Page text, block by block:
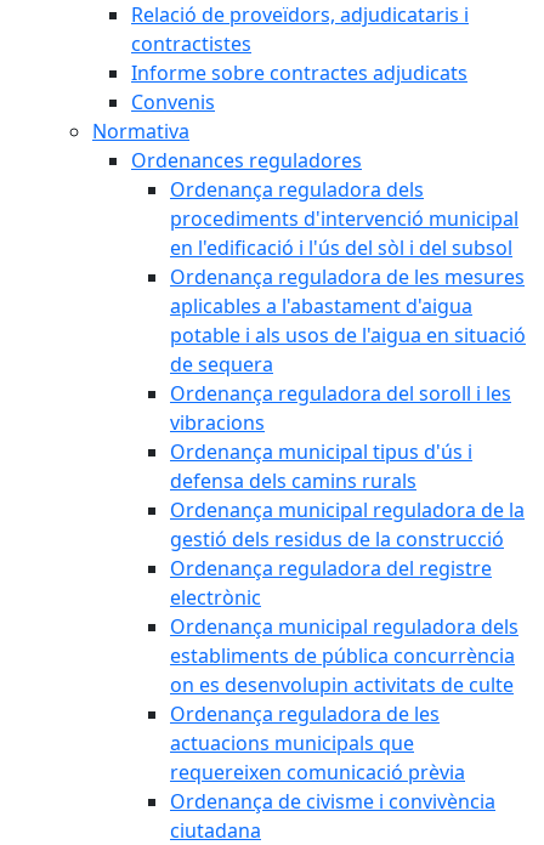
Relació de proveïdors, adjudicataris i
contractistes
Informe sobre contractes adjudicats
Convenis
Normativa
Ordenances reguladores
Ordenança reguladora dels
procediments d'intervenció municipal
en l'edificació i l'ús del sòl i del subsol
Ordenança reguladora de les mesures
aplicables a l'abastament d'aigua
potable i als usos de l'aigua en situació
de sequera
Ordenança reguladora del soroll i les
vibracions
Ordenança municipal tipus d'ús i
defensa dels camins rurals
Ordenança municipal reguladora de la
gestió dels residus de la construcció
Ordenança reguladora del registre
electrònic
Ordenança municipal reguladora dels
establiments de pública concurrència
on es desenvolupin activitats de culte
Ordenança reguladora de les
actuacions municipals que
requereixen comunicació prèvia
Ordenança de civisme i convivència
ciutadana